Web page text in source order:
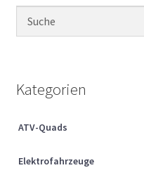
Sachs Ersatzteile
Über uns
Kategorien
ATV-Quads
Elektrofahrzeuge